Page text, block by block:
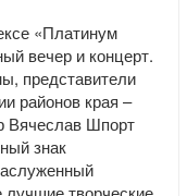
«Платинум
вечер и концерт.
представители
районов края –
Вячеслав Шпорт
знак